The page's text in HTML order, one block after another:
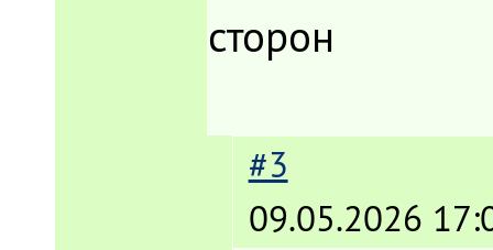
сторон
#3
09.05.2026